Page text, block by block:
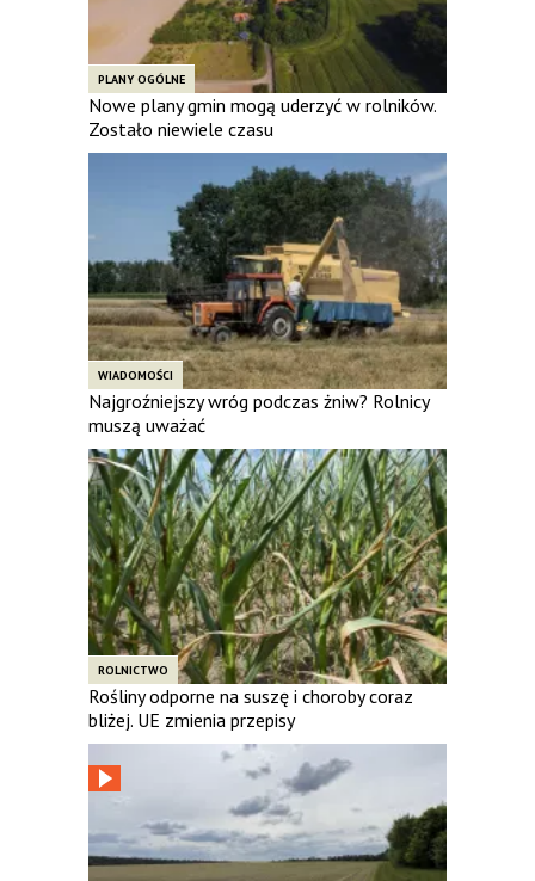
PLANY OGÓLNE
Nowe plany gmin mogą uderzyć w rolników.
Zostało niewiele czasu
WIADOMOŚCI
Najgroźniejszy wróg podczas żniw? Rolnicy
muszą uważać
ROLNICTWO
Rośliny odporne na suszę i choroby coraz
bliżej. UE zmienia przepisy